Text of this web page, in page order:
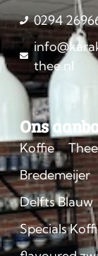
0294
thee.nl
Ons
Koffie Thee
Bredemeijer
Delfts Blauw
Specials